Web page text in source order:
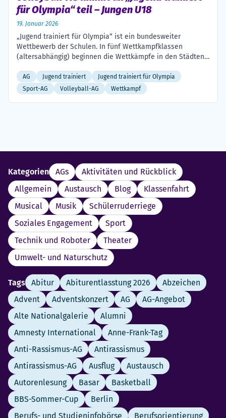
für Olympia“ teil – Jungen U18
19. Januar 2026
„Jugend trainiert für Olympia“ ist ein bundesweiter
Wettbewerb der Schulen. In fünf Wettkampfklassen
(altersabhängig) beginnen die Wettkämpfe in den Städten
die jeweiligen Landessieger ermittelt, die sich für die
Teilnahme am Bundesfinale qualifizieren. Bundesweit
werden 15 olympische Sportarten angeboten. Am 9.
AG Jugend trainiert
Jugend trainiert für Olympia
Sport-AG
Volleyball-AG Wettkampf
Kategorien AGs
Aktivitäten und Rückblick
Allgemein
Austausch Blog
Klassenfahrt
Musical
Musik
Schülerruderriege
Soziales Engagement
Sport
Technik und Roboter
Theater
Umwelt- und Naturschutz
Tags Abitur Abiturentlasstung 2026
Abzeichen
Advent
Adventskonzert AG
AG-Angebot
Alte Nationalgalerie
Alumni
Amnesty International
Anne-Frank-Tag
Anti-Rassismus-AG
Antirassismus
Antirassismus-AG
Ausflug
Austausch
Autorenlesung
Basar
Basketball
BBS-Sommer-Cup
Berlin
Berufs- und Studieninfobörse
Berufsorientierung